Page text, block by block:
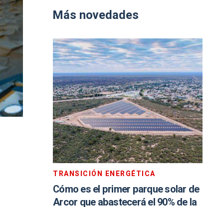
Más novedades
TRANSICIÓN ENERGÉTICA
Cómo es el primer parque solar de
Arcor que abastecerá el 90% de la